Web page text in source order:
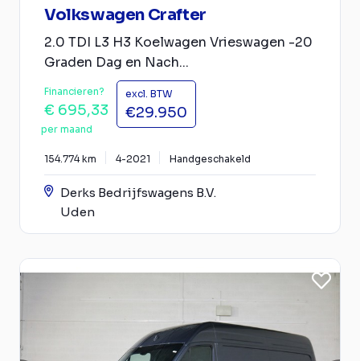
Volkswagen Crafter
2.0 TDI L3 H3 Koelwagen Vrieswagen -20
Graden Dag en Nach...
Financieren?
€ 695,33
per maand
excl. BTW
€29.950
154.774 km 4-2021 Handgeschakeld
Derks Bedrijfswagens B.V.
Uden